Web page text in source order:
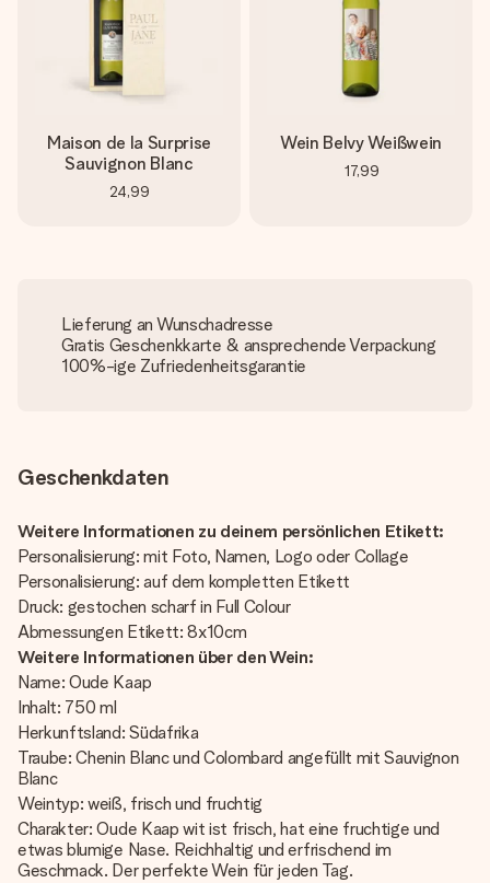
Maison de la Surprise
Sauvignon Blanc
24,99
Wein Belvy Weißwein
17,99
Lieferung an Wunschadresse
Gratis Geschenkkarte & ansprechende Verpackung
100%-ige Zufriedenheitsgarantie
Geschenkdaten
Weitere Informationen zu deinem persönlichen Etikett:
Personalisierung: mit Foto, Namen, Logo oder Collage
Personalisierung: auf dem kompletten Etikett
Druck: gestochen scharf in Full Colour
Abmessungen Etikett: 8x10cm
Weitere Informationen über den Wein:
Name: Oude Kaap
Inhalt: 750 ml
Herkunftsland: Südafrika
Traube: Chenin Blanc und Colombard angefüllt mit Sauvignon
Blanc
Weintyp: weiß, frisch und fruchtig
Charakter: Oude Kaap wit ist frisch, hat eine fruchtige und
etwas blumige Nase. Reichhaltig und erfrischend im
Geschmack. Der perfekte Wein für jeden Tag.